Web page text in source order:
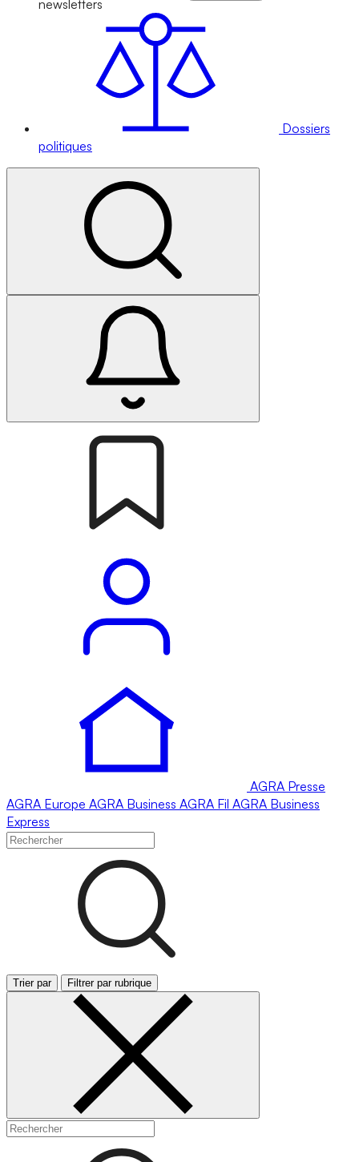
newsletters
Dossiers
politiques
AGRA Presse
AGRA Europe AGRA Business AGRA Fil AGRA Business
Express
Trier par Filtrer par rubrique